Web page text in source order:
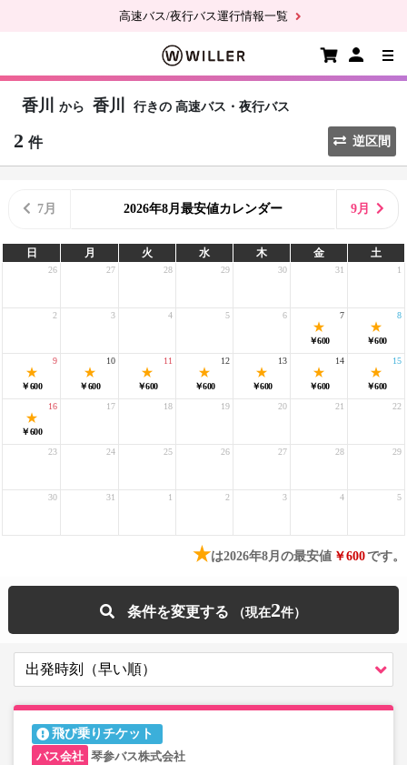
高速バス/夜行バス運行情報一覧
香川 から 香川 行きの 高速バス・夜行バス
2 件 逆区間
7月 2026年8月最安値カレンダー 9月
日 月 火 水 木 金 土
26 27 28 29 30 31 1
2 3 4 5 6
￥600
7
￥600
8
￥600
9
￥600
10
￥600
11
￥600
12
￥600
13
￥600
14
￥600
15
￥600
16 17 18 19 20 21 22
23 24 25 26 27 28 29
30 31 1 2 3 4 5
★は2026年8月の最安値 ￥600です。
条件を変更する 2
飛び乗りチケット
琴参バス株式会社